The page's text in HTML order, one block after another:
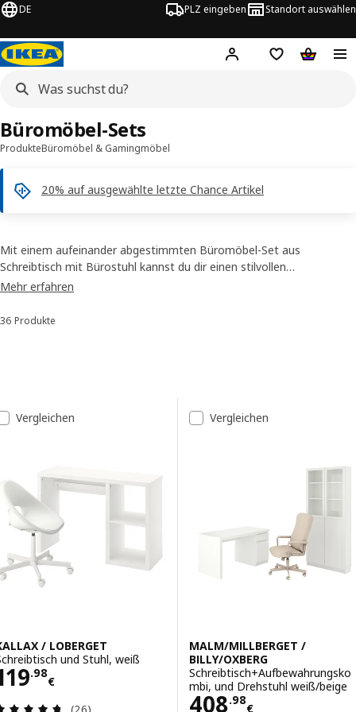
DE PLZ eingeben Standort auswählen
Hej! Hier einloggen
Merkzettel
ProdukteBüromöbel & Gamingmöbel
20% auf ausgewählte letzte Chance Artikel
Büromöbel-Sets
Mit einem aufeinander abgestimmten Büromöbel-Set aus
Schreibtisch mit Bürostuhl kannst du dir einen stilvollen
Arbeitsbereich gestalten. Wir empfehlen dazu besonders unser
und aktiven Sitz-/Stehstützen. Außerdem findest du bei uns tolle
Mehr erfahren
Sortieren und Filtern
36 Produkte
Liste der Ergebnisse
Vergleichen
/ LOBERGET
und Stuhl, weiß
.98
€
119.98€
Bewertungen: 4.7 von 5 Sternen. Bewertungen
Vergleichen
MALM/MILLBERGET /
BILLY/OXBERG
Schreibtisch+Aufbewahrungsko
mbi, und Drehstuhl weiß/beige
408.98
€
Preis 408.98€